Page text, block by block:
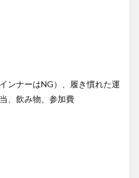
ンナーはNG）、履き慣れた運
、飲み物、参加費